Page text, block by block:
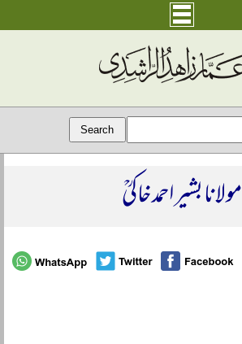
مولانا بشیر احمد خاکیؒ